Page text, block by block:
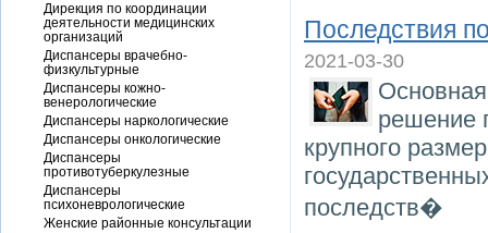
Последствия
2021-03-30
решение
крупного
последств�
Дирекция по координации
деятельности медицинских
организаций
Диспансеры врачебно-
физкультурные
Диспансеры кожно-
венерологические
Диспансеры наркологические
Диспансеры онкологические
Диспансеры
противотуберкулезные
Диспансеры
психоневрологические
Женские районные консультации